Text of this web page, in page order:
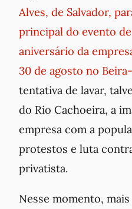
Alves, de Salvador,
principal do evento
aniversário da
30 de agosto no
tentativa de lavar,
do Rio Cachoeira, a
empresa com a
protestos e luta
privatista.
Nesse momento,